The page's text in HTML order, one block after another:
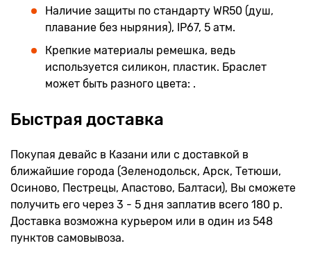
Наличие защиты по стандарту WR50 (душ,
плавание без ныряния), IP67, 5 атм.
Крепкие материалы ремешка, ведь
используется силикон, пластик. Браслет
может быть разного цвета: .
Быстрая доставка
Покупая девайс в Казани или с доставкой в
ближайшие города (Зеленодольск, Арск, Тетюши,
Осиново, Пестрецы, Апастово, Балтаси), Вы сможете
получить его через 3 - 5 дня заплатив всего 180 р.
Доставка возможна курьером или в один из 548
пунктов самовывоза.